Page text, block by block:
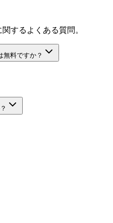
するよくある質問。
無料ですか？